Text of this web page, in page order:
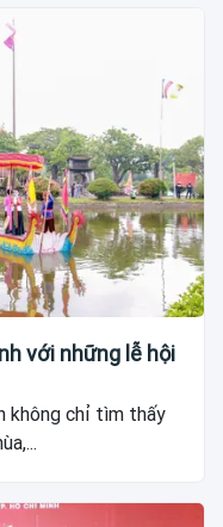
với những lễ hội
không chỉ tìm thấy